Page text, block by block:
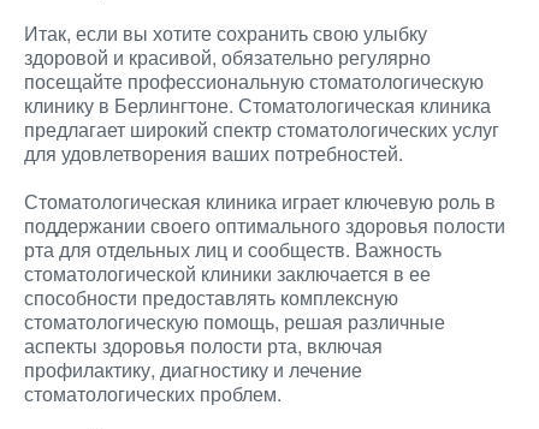
Итак, если вы хотите сохранить свою улыбку
здоровой и красивой, обязательно регулярно
посещайте профессиональную стоматологическую
клинику в Берлингтоне. Стоматологическая клиника
предлагает широкий спектр стоматологических услуг
для удовлетворения ваших потребностей.
Стоматологическая клиника играет ключевую роль в
поддержании своего оптимального здоровья полости
рта для отдельных лиц и сообществ. Важность
стоматологической клиники заключается в ее
способности предоставлять комплексную
стоматологическую помощь, решая различные
аспекты здоровья полости рта, включая
профилактику, диагностику и лечение
стоматологических проблем.